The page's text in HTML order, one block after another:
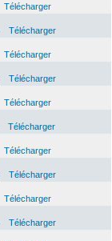
Télécharger
Télécharger
Télécharger
Télécharger
Télécharger
Télécharger
Télécharger
Télécharger
Télécharger
Télécharger